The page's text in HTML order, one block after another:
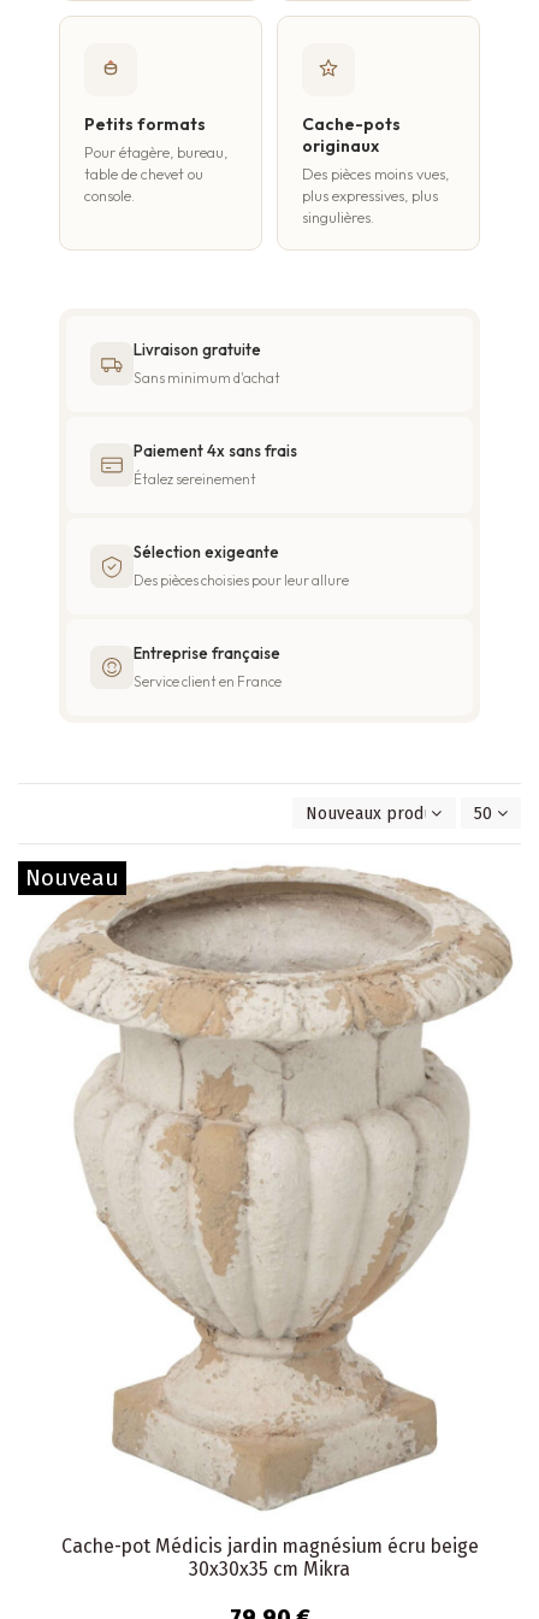
Petits formats
Pour étagère, bureau,
table de chevet ou
console.
Cache-pots
originaux
Des pièces moins vues,
plus expressives, plus
singulières.
Livraison gratuite
Sans minimum d'achat
Paiement 4x sans frais
Étalez sereinement
Sélection exigeante
Des pièces choisies pour leur allure
Entreprise française
Service client en France
Nouveaux produits en50
Nouveau
Cache-pot Médicis jardin magnésium écru beige
30x30x35 cm Mikra